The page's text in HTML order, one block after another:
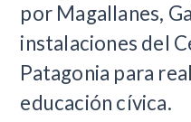
por Magallanes,
instalaciones del
Patagonia para
educación cívica.